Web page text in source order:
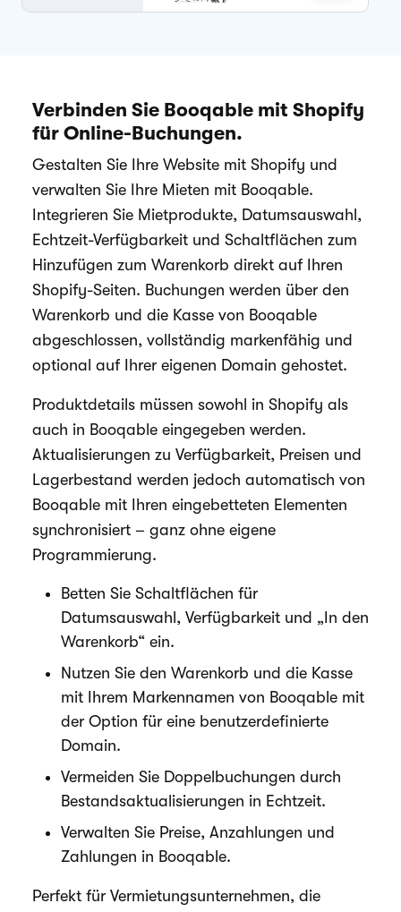
Verbinden Sie Booqable mit Shopify
für Online-Buchungen.
Gestalten Sie Ihre Website mit Shopify und
verwalten Sie Ihre Mieten mit Booqable.
Integrieren Sie Mietprodukte, Datumsauswahl,
Echtzeit-Verfügbarkeit und Schaltflächen zum
Hinzufügen zum Warenkorb direkt auf Ihren
Shopify-Seiten. Buchungen werden über den
Warenkorb und die Kasse von Booqable
abgeschlossen, vollständig markenfähig und
optional auf Ihrer eigenen Domain gehostet.
Produktdetails müssen sowohl in Shopify als
auch in Booqable eingegeben werden.
Aktualisierungen zu Verfügbarkeit, Preisen und
Lagerbestand werden jedoch automatisch von
Booqable mit Ihren eingebetteten Elementen
synchronisiert – ganz ohne eigene
Programmierung.
Betten Sie Schaltflächen für
Datumsauswahl, Verfügbarkeit und „In den
Warenkorb“ ein.
Nutzen Sie den Warenkorb und die Kasse
mit Ihrem Markennamen von Booqable mit
der Option für eine benutzerdefinierte
Domain.
Vermeiden Sie Doppelbuchungen durch
Bestandsaktualisierungen in Echtzeit.
Verwalten Sie Preise, Anzahlungen und
Zahlungen in Booqable.
Perfekt für Vermietungsunternehmen, die